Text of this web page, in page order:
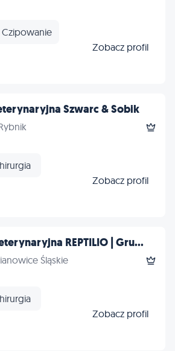
Czipowanie
Zobacz profil
Szwarc & Sobik
Zobacz profil
REPTILIO | Gru...
Śląskie
Zobacz profil